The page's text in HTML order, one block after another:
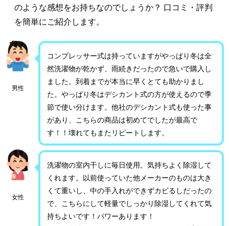
のような感想をお持ちなのでしょうか？ 口コミ・評判
を簡単にご紹介します。
男性
コンプレッサー式は持っていますがやっぱり冬は全
然洗濯物が乾かず、雨続きだったので急いで購入し
ました。到着までが本当に早くとても助かりまし
た。やっぱり冬はデシカント式の方が使えるので季
節で使い分けます。他社のデシカント式も使った事
があり、こちらの商品は初めてでしたが最高で
す！！壊れてもまたリピートします。
女性
洗濯物の室内干しに毎日使用。気持ちよく除湿して
くれます。以前使っていた他メーカーのものは大き
くて重いし、中の手入れができずカビるしだったの
で、こちらにして軽量でしっかり除湿してくれて気
持ちよいです！パワーあります！